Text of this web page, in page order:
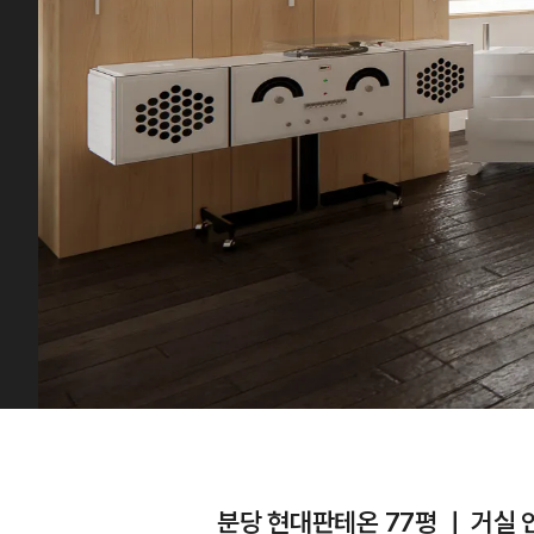
분당 현대판테온 77평 ㅣ 거실